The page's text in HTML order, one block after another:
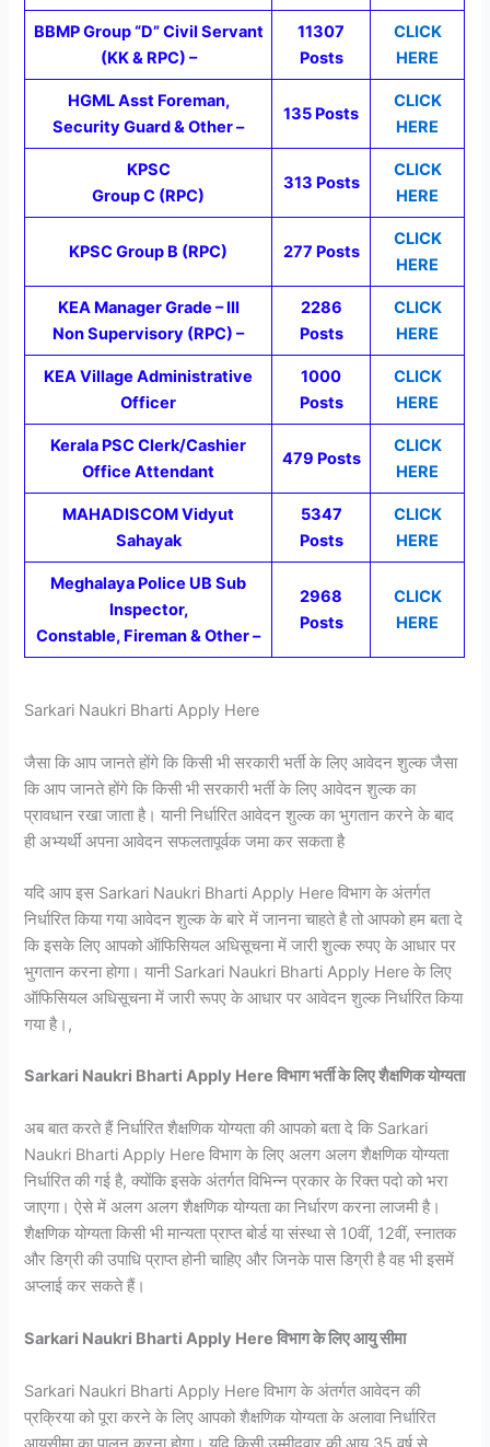
BBMP Group “D” Civil Servant
(KK & RPC) –
11307
Posts
CLICK
HERE
HGML Asst Foreman,
Security Guard & Other –
135 Posts
CLICK
HERE
KPSC
Group C (RPC)
313 Posts
CLICK
HERE
KPSC Group B (RPC) 277 Posts
CLICK
HERE
KEA Manager Grade – III
Non Supervisory (RPC) –
2286
Posts
CLICK
HERE
KEA Village Administrative
Officer
1000
Posts
CLICK
HERE
Kerala PSC Clerk/Cashier
Office Attendant
479 Posts
CLICK
HERE
MAHADISCOM Vidyut
Sahayak
5347
Posts
CLICK
HERE
Meghalaya Police UB Sub
Inspector,
Constable, Fireman & Other –
2968
Posts
CLICK
HERE
Sarkari Naukri Bharti Apply Here
जैसा कि आप जानते होंगे कि किसी भी सरकारी भर्ती के लिए आवेदन शुल्क जैसा
कि आप जानते होंगे कि किसी भी सरकारी भर्ती के लिए आवेदन शुल्क का
प्रावधान रखा जाता है। यानी निर्धारित आवेदन शुल्क का भुगतान करने के बाद
ही अभ्यर्थी अपना आवेदन सफलतापूर्वक जमा कर सकता है
यदि आप इस Sarkari Naukri Bharti Apply Here विभाग के अंतर्गत
निर्धारित किया गया आवेदन शुल्क के बारे में जानना चाहते है तो आपको हम बता दे
कि इसके लिए आपको ऑफिसियल अधिसूचना में जारी शुल्क रुपए के आधार पर
भुगतान करना होगा। यानी Sarkari Naukri Bharti Apply Here के लिए
ऑफिसियल अधिसूचना में जारी रूपए के आधार पर आवेदन शुल्क निर्धारित किया
गया है।,
Sarkari Naukri Bharti Apply Here विभाग भर्ती के लिए शैक्षणिक योग्यता
अब बात करते हैं निर्धारित शैक्षणिक योग्यता की आपको बता दे कि Sarkari
Naukri Bharti Apply Here विभाग के लिए अलग अलग शैक्षणिक योग्यता
निर्धारित की गई है, क्योंकि इसके अंतर्गत विभिन्न प्रकार के रिक्त पदो को भरा
जाएगा। ऐसे में अलग अलग शैक्षणिक योग्यता का निर्धारण करना लाजमी है।
शैक्षणिक योग्यता किसी भी मान्यता प्राप्त बोर्ड या संस्था से 10वीं, 12वीं, स्नातक
और डिग्री की उपाधि प्राप्त होनी चाहिए और जिनके पास डिग्री है वह भी इसमें
अप्लाई कर सकते हैं।
Sarkari Naukri Bharti Apply Here विभाग के लिए आयु सीमा
Sarkari Naukri Bharti Apply Here विभाग के अंतर्गत आवेदन की
प्रक्रिया को पूरा करने के लिए आपको शैक्षणिक योग्यता के अलावा निर्धारित